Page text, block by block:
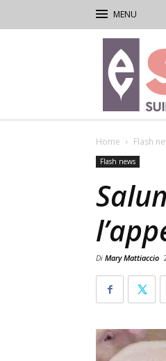
Rivista
di
Suinicoltura
Home Flash
Flash news
Di Mary Mattiaccio